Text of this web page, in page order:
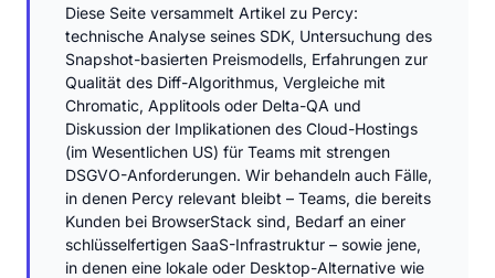
Diese Seite versammelt Artikel zu Percy:
technische Analyse seines SDK, Untersuchung des
Snapshot-basierten Preismodells, Erfahrungen zur
Qualität des Diff-Algorithmus, Vergleiche mit
Chromatic, Applitools oder Delta-QA und
Diskussion der Implikationen des Cloud-Hostings
(im Wesentlichen US) für Teams mit strengen
DSGVO-Anforderungen. Wir behandeln auch Fälle,
in denen Percy relevant bleibt – Teams, die bereits
Kunden bei BrowserStack sind, Bedarf an einer
schlüsselfertigen SaaS-Infrastruktur – sowie jene,
in denen eine lokale oder Desktop-Alternative wie